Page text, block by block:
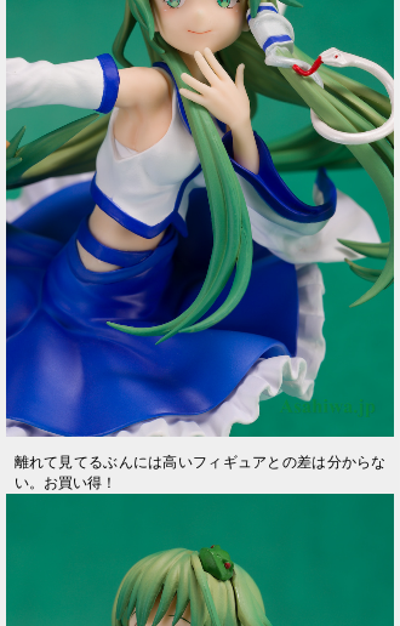
離れて見てるぶんには高いフィギュアとの差は分からな
い。お買い得！